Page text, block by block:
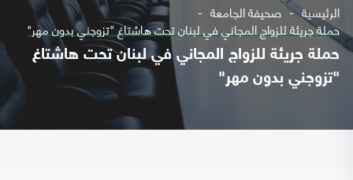
الرئيسية صحيفة الجامعة
حملة جريئة للزواج المجاني في لبنان تحت هاشتاغ "تزوجني بدون مهر"
حملة جريئة للزواج المجاني في لبنان تحت هاشتاغ
"تزوجني بدون مهر"